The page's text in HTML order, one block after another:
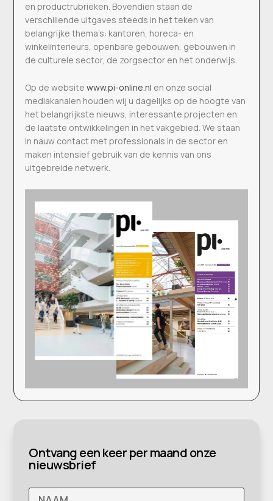
en productrubrieken. Bovendien staan de
verschillende uitgaves steeds in het teken van
belangrijke thema’s: kantoren, horeca- en
winkelinterieurs, openbare gebouwen, gebouwen in
de culturele sector, de zorgsector en het onderwijs.
Op de websitewww.pi-online.nl en onze social
mediakanalen houden wij u dagelijks op de hoogte van
het belangrijkste nieuws, interessante projecten en
de laatste ontwikkelingen in het vakgebied. We staan
in nauw contact met professionals in de sector en
maken intensief gebruik van de kennis van ons
uitgebreide netwerk.
Ontvang een keer per maand onze
nieuwsbrief